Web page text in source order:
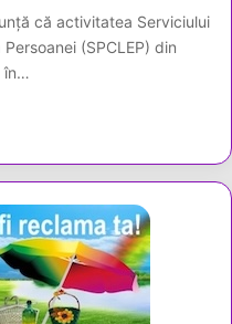
că activitatea Serviciului
(SPCLEP) din
în…